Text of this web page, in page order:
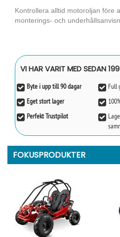
Kontrollera alltid motoroljan före
monterings- och
VI HAR VARIT MED SEDAN
Byte i upp till 90 dagar
Full
Eget stort lager
Perfekt Trustpilot
FOKUSPRODUKTER